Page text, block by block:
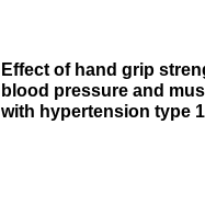
Effect of hand grip
blood pressure and
with hypertension type 1